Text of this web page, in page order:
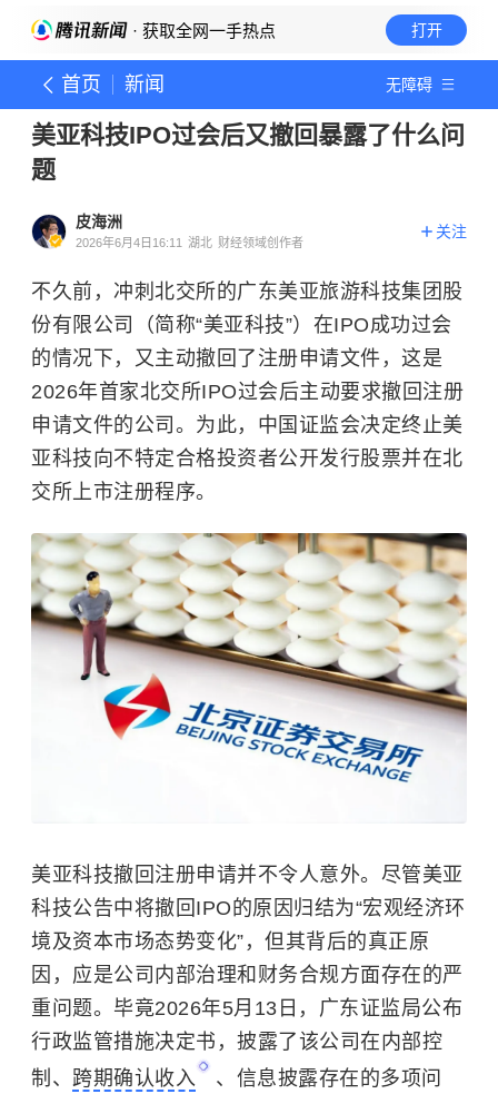
· 获取全网一手热点 打开
首页 新闻 无障碍
美亚科技IPO过会后又撤回暴露了什么问
题
皮海洲
2026年6月4日16:11 湖北 财经领域创作者
关注
不久前，冲刺北交所的广东美亚旅游科技集团股
份有限公司（简称“美亚科技”）在IPO成功过会
的情况下，又主动撤回了注册申请文件，这是
2026年首家北交所IPO过会后主动要求撤回注册
申请文件的公司。为此，中国证监会决定终止美
亚科技向不特定合格投资者公开发行股票并在北
交所上市注册程序。
美亚科技撤回注册申请并不令人意外。尽管美亚
科技公告中将撤回IPO的原因归结为“宏观经济环
境及资本市场态势变化”，但其背后的真正原
因，应是公司内部治理和财务合规方面存在的严
重问题。毕竟2026年5月13日，广东证监局公布
行政监管措施决定书，披露了该公司在内部控
制、 跨期确认收入
、信息披露存在的多项问